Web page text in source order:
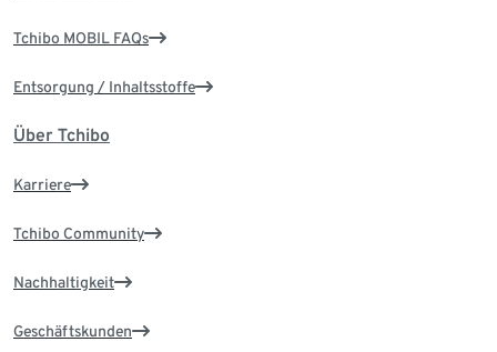
Tchibo MOBIL FAQs
Entsorgung / Inhaltsstoffe
Über Tchibo
Karriere
Tchibo Community
Nachhaltigkeit
Geschäftskunden